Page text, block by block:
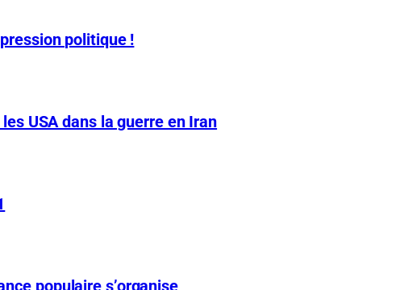
politique !
USA dans la guerre en Iran
populaire s’organise